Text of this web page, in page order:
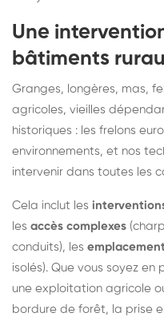
Une
bâtiments
Granges, longères, mas,
agricoles, vieilles
historiques : les frelons
environnements, et nos
intervenir dans toutes les
Cela inclut les
les accès complexes
conduits), les
isolés). Que vous soyez
une exploitation agricole
bordure de forêt, la prise